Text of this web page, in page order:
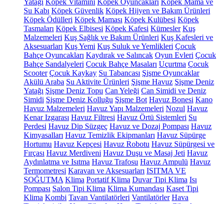
Yatağı Köpek Vitamini Köpek Oyuncakları Köpek Mama ve
Su Kabı Köpek Güvenlik Köpek Hijyen ve Bakım Ürünleri
Köpek Ödülleri Köpek Maması Köpek Kulübesi Köpek
Tasmaları Köpek Elbisesi Köpek Kafesi Kümesler Kuş
Malzemeleri Kuş Sağlık ve Bakım Ürünleri Kuş Kafesleri ve
Aksesuarları Kuş Yemi Kuş Suluk ve Yemlikleri Çocuk
Bahçe Oyuncakları Kaydırak ve Salıncak Oyun Evleri Çocuk
Bahçe Sandalyeleri Çocuk Bahçe Masaları Uçurtma Çocuk
Scooter Çocuk Kaykay Su Tabancası Şişme Oyuncaklar
Akülü Araba Su Aktivite Ürünleri Şişme Havuz Şişme Deniz
Yatağı Şişme Deniz Topu Can Yeleği Can Simidi ve Deniz
Simidi Şişme Deniz Kolluğu Şişme Bot Havuz Bonesi Kano
Havuz Malzemeleri Havuz Yapı Malzemeleri Nozul Havuz
Kenar Izgarası Havuz Filtresi Havuz Örtü Sistemleri Su
Perdesi Havuz Dip Süzgeç Havuz ve Dozaj Pompası Havuz
Kimyasalları Havuz Temizlik Ekipmanları Havuz Süpürge
Hortumu Havuz Kepçesi Havuz Robotu Havuz Süpürgesi ve
Fırçası Havuz Merdiveni Havuz Duşu ve Masaj Jeti Havuz
Aydınlatma ve Isıtma Havuz Trafosu Havuz Ampulü Havuz
Termometresi Karavan ve Aksesuarları ISITMA VE
SOĞUTMA Klima Portatif Klima Duvar Tipi Klima Isı
Pompası Salon Tipi Klima Klima Kumandası Kaset Tipi
Klima Kombi Tavan Vantilatörleri Vantilatörler Hava